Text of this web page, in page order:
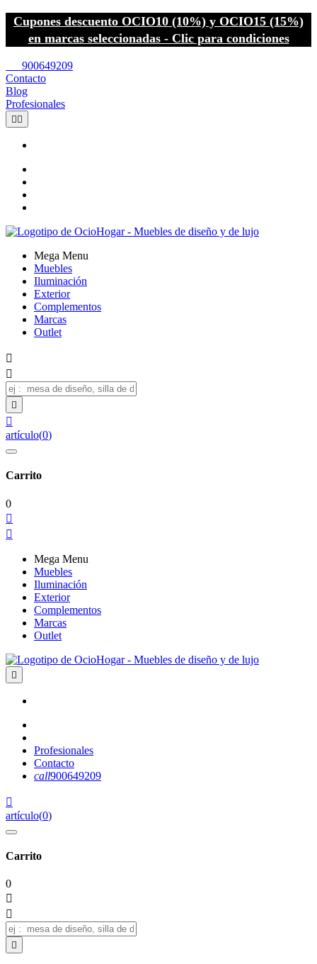
Cupones descuento OCIO10 (10%) y OCIO15 (15%)
en marcas seleccionadas - Clic para condiciones
900649209
Contacto
Blog
Profesionales
 
Mega Menu
Muebles
Iluminación
Exterior
Complementos
Marcas
Outlet




artículo(0)
Carrito
0


Mega Menu
Muebles
Iluminación
Exterior
Complementos
Marcas
Outlet

Profesionales
Contacto
call900649209

artículo(0)
Carrito
0


